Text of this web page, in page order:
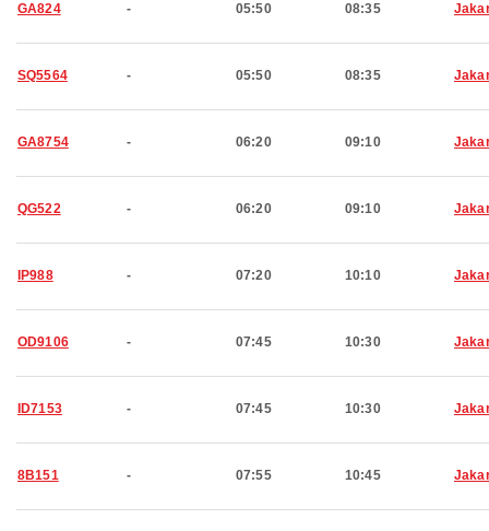
GA824 - 05:50 08:35
SQ5564 - 05:50 08:35
GA8754 - 06:20 09:10
QG522 - 06:20 09:10
IP988 - 07:20 10:10
OD9106 - 07:45 10:30
ID7153 - 07:45 10:30
8B151 - 07:55 10:45